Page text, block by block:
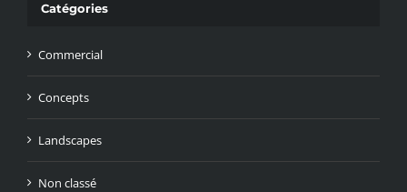
Catégories
Commercial
Concepts
Landscapes
Non classé